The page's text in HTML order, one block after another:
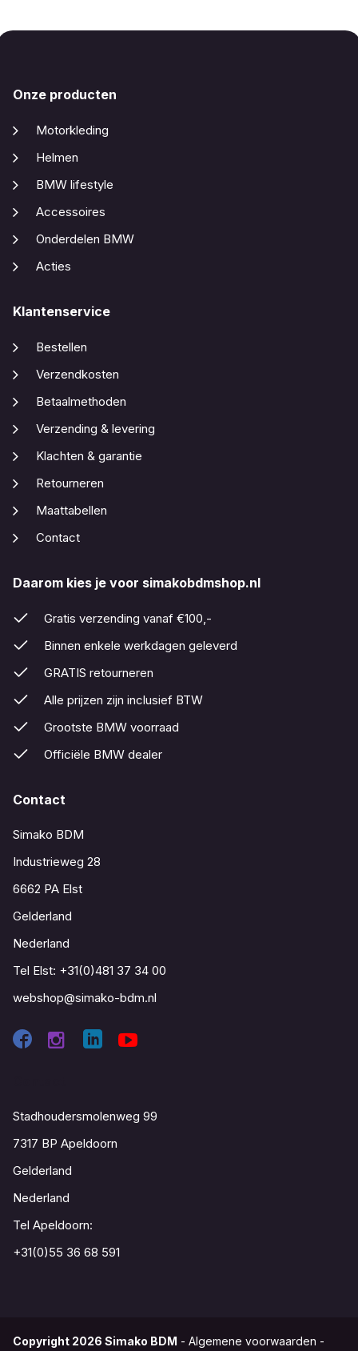
Onze producten
Motorkleding
Helmen
BMW lifestyle
Accessoires
Onderdelen BMW
Acties
Klantenservice
Bestellen
Verzendkosten
Betaalmethoden
Verzending & levering
Klachten & garantie
Retourneren
Maattabellen
Contact
Daarom kies je voor simakobdmshop.nl
Gratis verzending vanaf €100,-
Binnen enkele werkdagen geleverd
GRATIS retourneren
Alle prijzen zijn inclusief BTW
Grootste BMW voorraad
Officiële BMW dealer
Contact
Simako BDM
Industrieweg 28
6662 PA Elst
Gelderland
Nederland
Tel Elst: +31(0)481 37 34 00
webshop@simako-bdm.nl
Stadhoudersmolenweg 99
7317 BP Apeldoorn
Gelderland
Nederland
Tel Apeldoorn:
+31(0)55 36 68 591
Copyright 2026 Simako BDM - Algemene voorwaarden -